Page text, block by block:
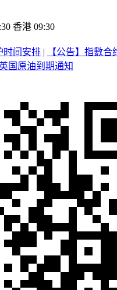
香港 09:30
时间安排 | 【公告】指數合
国原油到期通知